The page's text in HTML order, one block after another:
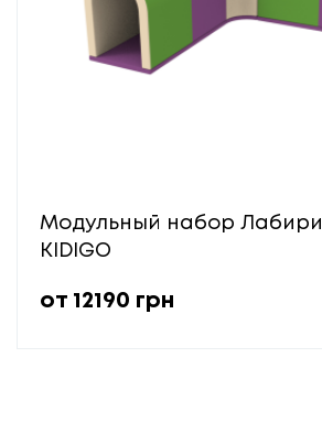
Модульный набор
KIDIGO
от 12190 грн